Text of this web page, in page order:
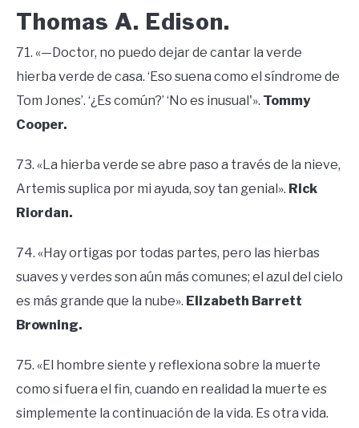
Thomas A. Edison.
71. «—Doctor, no puedo dejar de cantar la verde
hierba verde de casa. ‘Eso suena como el síndrome de
Tom Jones’. ‘¿Es común?’ ‘No es inusual'». Tommy
Cooper.
73. «La hierba verde se abre paso a través de la nieve,
Artemis suplica por mi ayuda, soy tan genial». Rick
Riordan.
74. «Hay ortigas por todas partes, pero las hierbas
suaves y verdes son aún más comunes; el azul del cielo
es más grande que la nube». Elizabeth Barrett
Browning.
75. «El hombre siente y reflexiona sobre la muerte
como si fuera el fin, cuando en realidad la muerte es
simplemente la continuación de la vida. Es otra vida.